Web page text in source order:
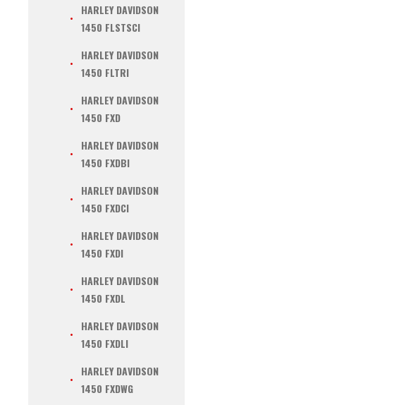
HARLEY DAVIDSON
1450 FLSTSCI
HARLEY DAVIDSON
1450 FLTRI
HARLEY DAVIDSON
1450 FXD
HARLEY DAVIDSON
1450 FXDBI
HARLEY DAVIDSON
1450 FXDCI
HARLEY DAVIDSON
1450 FXDI
HARLEY DAVIDSON
1450 FXDL
HARLEY DAVIDSON
1450 FXDLI
HARLEY DAVIDSON
1450 FXDWG